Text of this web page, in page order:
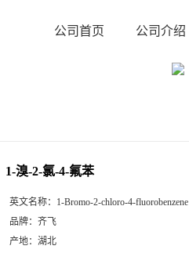
公司首页 公司介绍
1-溴-2-氯-4-氟苯
英文名称： 1-Bromo-2-chloro-4-fluorobenzene
品牌： 齐飞
产地： 湖北